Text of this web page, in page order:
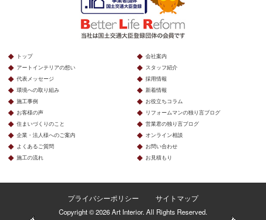
トップ
アートインテリアの想い
代表メッセージ
環境への取り組み
施工事例
お客様の声
住まいづくりのこと
企業・法人様へのご案内
よくあるご質問
施工の流れ
会社案内
スタッフ紹介
採用情報
新着情報
お役立ちコラム
リフォームマンの独り言ブログ
営業君の独り言ブログ
オンライン相談
お問い合わせ
お見積もり
プライバシーポリシー
サイトマップ
Copyright © 2026 Art Interior. All Rights Reserved.